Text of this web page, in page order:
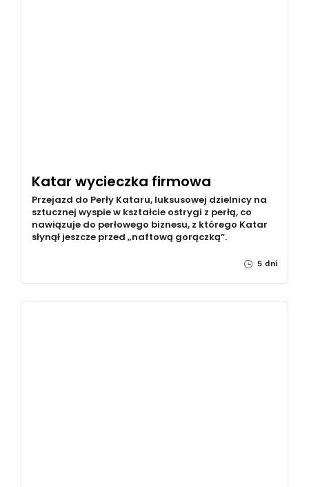
Katar wycieczka firmowa
Przejazd do Perły Kataru, luksusowej dzielnicy na
sztucznej wyspie w kształcie ostrygi z perłą, co
nawiązuje do perłowego biznesu, z którego Katar
słynął jeszcze przed „naftową gorączką”.
5 dni